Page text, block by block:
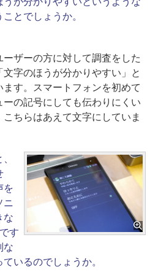
とでしょうか。
ザーの方に対して調査をした
字のほうが分かりやすい」と
す。スマートフォンを初めて
の記号にしても伝わりにくい
ちらはあえて文字にしていま
を
ニ
な
す
な
いるのでしょうか。